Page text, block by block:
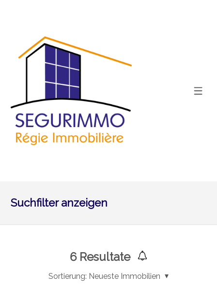
Suchfilter anzeigen
6Resultate
Sortierung: Neueste Immobilien